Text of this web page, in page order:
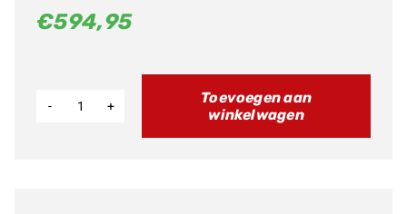
€594,95
Toevoegen aan
winkelwagen